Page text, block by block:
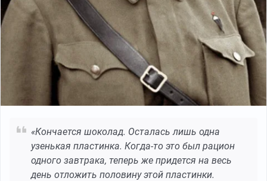
«Кончается шоколад. Осталась лишь одна
узенькая пластинка. Когда-то это был рацион
одного завтрака, теперь же придется на весь
день отложить половину этой пластинки.